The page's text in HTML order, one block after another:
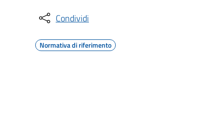
Condividi
Normativa di riferimento